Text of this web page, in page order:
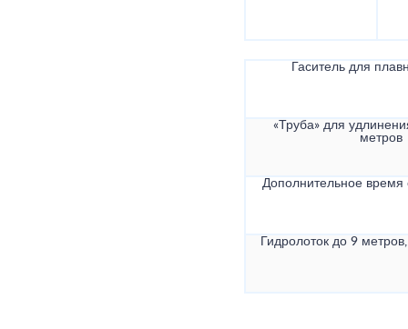
Гаситель для
«Труба» для
метров
Дополнительное
Гидролоток до 9